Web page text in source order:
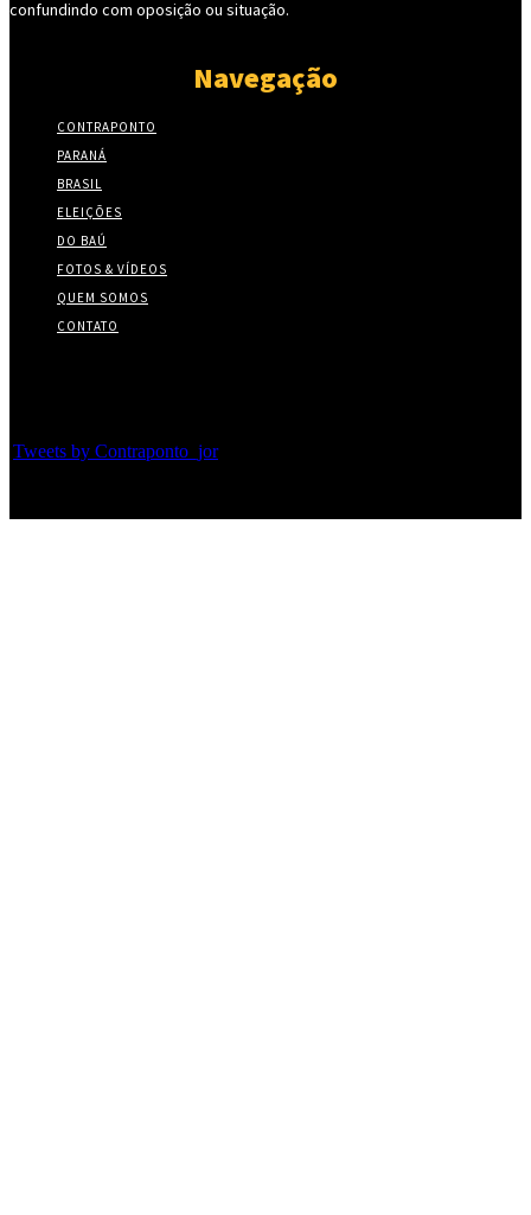
confundindo com oposição ou situação.
Navegação
CONTRAPONTO
PARANÁ
BRASIL
ELEIÇÕES
DO BAÚ
FOTOS & VÍDEOS
QUEM SOMOS
CONTATO
Tweets by Contraponto_jor